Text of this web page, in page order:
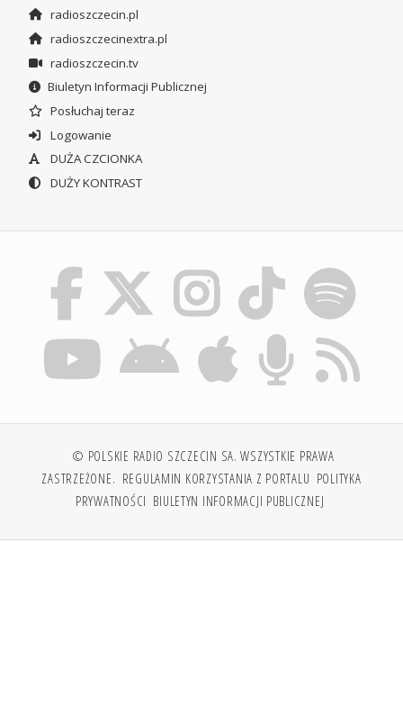
radioszczecin.pl
radioszczecinextra.pl
radioszczecin.tv
Biuletyn Informacji Publicznej
Posłuchaj teraz
Logowanie
DUŻA CZCIONKA
DUŻY KONTRAST
© POLSKIE RADIO SZCZECIN SA. WSZYSTKIE PRAWA
ZASTRZEŻONE. REGULAMIN KORZYSTANIA Z PORTALU POLITYKA
PRYWATNOŚCI BIULETYN INFORMACJI PUBLICZNEJ